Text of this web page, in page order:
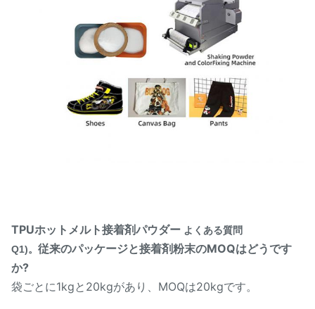
TPUホットメルト接着剤パウダー よくある質問
Q1)。 従来のパッケージと接着剤粉末のMOQはどうです
か?
袋ごとに1kgと20kgがあり、MOQは20kgです。